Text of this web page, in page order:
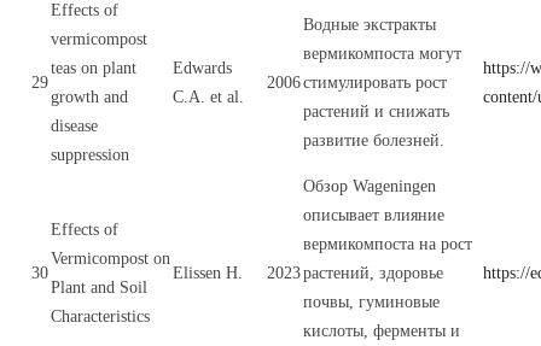
29
Effects of
vermicompost
teas on plant
growth and
disease
suppression
Edwards
C.A. et al.
2006
Водные экстракты
вермикомпоста могут
стимулировать рост
растений и снижать
развитие болезней.
https://
30
Effects of
Vermicompost on
Plant and Soil
Characteristics
Elissen H. 2023
Обзор Wageningen
описывает влияние
вермикомпоста на рост
растений, здоровье
почвы, гуминовые
кислоты, ферменты и
https://